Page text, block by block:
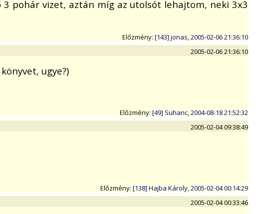
pohár vizet, aztán míg az utolsót lehajtom, neki 3x3
Előzmény: [143] jonas, 2005-02-06 21:36:10
2005-02-06 21:36:10
ugye?)
Előzmény: [49] Suhanc, 2004-08-18 21:52:32
2005-02-04 09:38:49
Előzmény: [138] Hajba Károly, 2005-02-04 00:14:29
2005-02-04 00:33:46